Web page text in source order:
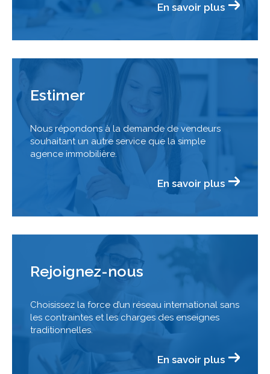
En savoir plus
Estimer
Nous répondons à la demande de vendeurs
souhaitant un autre service que la simple
agence immobilière.
En savoir plus
Rejoignez-nous
Choisissez la force d’un réseau international sans
les contraintes et les charges des enseignes
traditionnelles.
En savoir plus